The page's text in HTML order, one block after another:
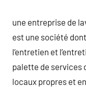
une entreprise de
est une société
l’entretien et
palette de services
locaux propres et